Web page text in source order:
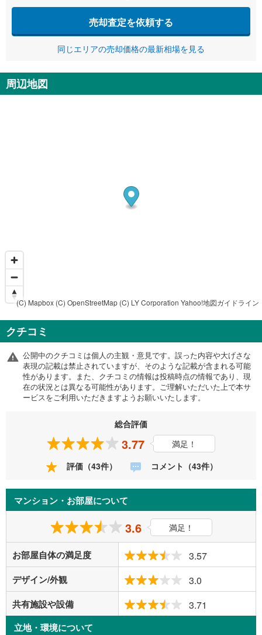
売却査定を依頼する
同じエリアの売却価格の最新相場を見る
周辺地図
(C) Mapbox (C) OpenStreetMap (C) LY Corporation Yahoo!地図ガイドライン
クチコミ
公開中のクチコミは個人の主観・意見です。誤った内容や大げさな
表現の記載は禁止されていますが、そのような記載が含まれる可能
性があります。また、クチコミの情報は投稿時点の情報であり、現
在の状況とは異なる可能性があります。ご理解いただいた上で本サ
ービスをご利用いただきますようお願いいたします。
総合評価
3.77
満足！
評価（43件）
コメント（43件）
マンション・お部屋について
3.6 満足！
お部屋自体の満足度 3.57
デザイン/外観 3.0
共有施設や設備 3.71
立地・環境について